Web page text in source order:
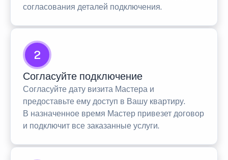
согласования деталей подключения.
2
Согласуйте подключение
Согласуйте дату визита Мастера и
предоставьте ему доступ в Вашу квартиру.
В назначенное время Мастер привезет договор
и подключит все заказанные услуги.